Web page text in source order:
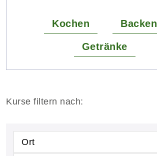
Kochen Backen
Getränke
Kurse filtern nach:
Ort